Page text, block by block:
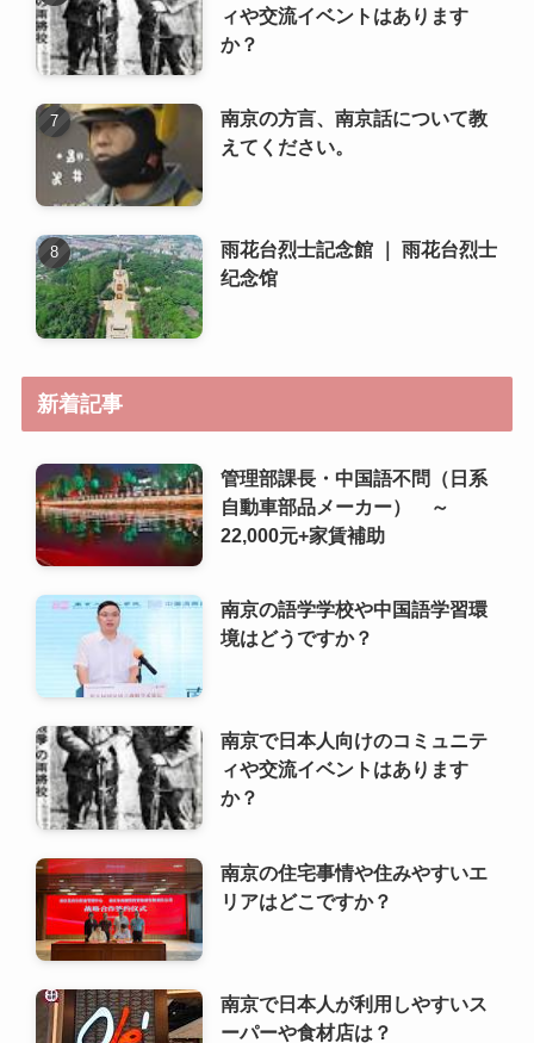
ィや交流イベントはあります
か？
南京の方言、南京話について教
えてください。
雨花台烈士記念館 ｜ 雨花台烈士
纪念馆
新着記事
管理部課長・中国語不問（日系
自動車部品メーカー） ～
22,000元+家賃補助
南京の語学学校や中国語学習環
境はどうですか？
南京で日本人向けのコミュニテ
ィや交流イベントはあります
か？
南京の住宅事情や住みやすいエ
リアはどこですか？
南京で日本人が利用しやすいス
ーパーや食材店は？